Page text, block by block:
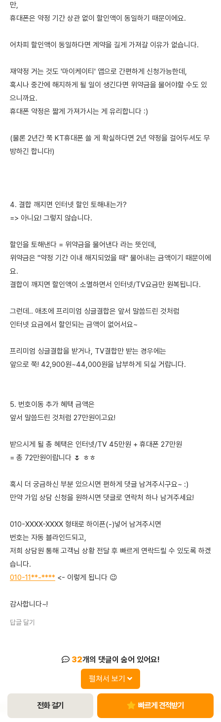
만,
휴대폰은 약정 기간 상관 없이 할인액이 동일하기 때문이에요.
어차피 할인액이 동일하다면 계약을 길게 가져갈 이유가 없습니다.
재약정 거는 것도 '마이케이티' 앱으로 간편하게 신청가능한데,
혹시나 중간에 해지하게 될 일이 생긴다면 위약금을 물어야할 수도 있
으니까요.
휴대폰 약정은 짧게 가져가시는 게 유리합니다 :)
(물론 2년간 쭉 KT휴대폰 쓸 게 확실하다면 2년 약정을 걸어두셔도 무
방하긴 합니다!)
4. 결합 깨지면 인터넷 할인 토해내는가?
=> 아니요! 그렇지 않습니다.
할인을 토해낸다 = 위약금을 물어낸다 라는 뜻인데,
위약금은 "약정 기간 이내 해지되었을 때" 물어내는 금액이기 때문이에
요.
결합이 깨지면 할인액이 소멸하면서 인터넷/TV요금만 원복됩니다.
그런데.. 애초에 프리미엄 싱글결합은 앞서 말씀드린 것처럼
인터넷 요금에서 할인되는 금액이 없어서요~
프리미엄 싱글결합을 받거나, TV결합만 받는 경우에는
앞으로 쭉! 42,900원~44,000원을 납부하게 되실 거랍니다.
5. 번호이동 추가 혜택 금액은
앞서 말씀드린 것처럼 27만원이고요!
받으시게 될 총 혜택은 인터넷/TV 45만원 + 휴대폰 27만원
= 총 72만원이랍니다 🌷 ㅎㅎ
혹시 더 궁금하신 부분 있으시면 편하게 댓글 남겨주시구요~ :)
만약 가입 상담 신청을 원하시면 댓글로 연락처 하나 남겨주세요!
010-XXXX-XXXX 형태로 하이픈(-)넣어 남겨주시면
번호는 자동 블라인드되고,
저희 상담원 통해 고객님 상황 전달 후 빠르게 연락드릴 수 있도록 하겠
습니다.
010-11**-**** <- 이렇게 됩니다 😉
감사합니다~!
답글 달기
32개의 댓글이 숨어 있어요!
펼쳐서 보기
전화 걸기 빠르게 견적받기